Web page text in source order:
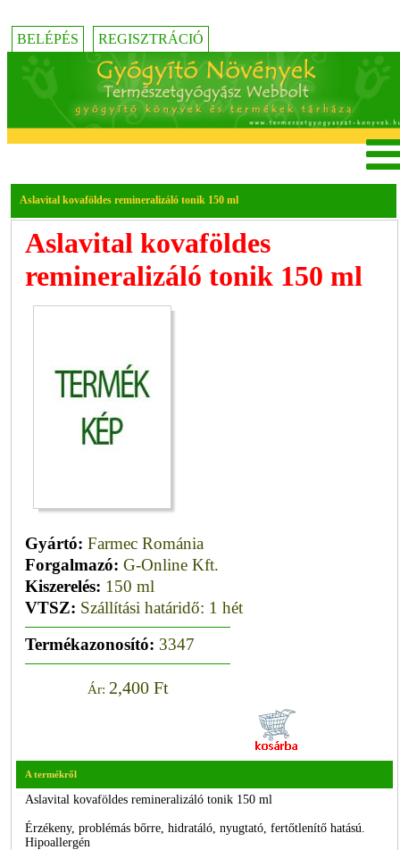
BELÉPÉS REGISZTRÁCIÓ
Aslavital kovaföldes remineralizáló tonik 150 ml
Aslavital kovaföldes
remineralizáló tonik 150 ml
Gyártó: Farmec Románia
Forgalmazó: G-Online Kft.
Kiszerelés: 150 ml
VTSZ: Szállítási határidő: 1 hét
Termékazonosító: 3347
Ár: 2,400 Ft
A termékről
Aslavital kovaföldes remineralizáló tonik 150 ml
Érzékeny, problémás bőrre, hidratáló, nyugtató, fertőtlenítő hatású.
Hipoallergén